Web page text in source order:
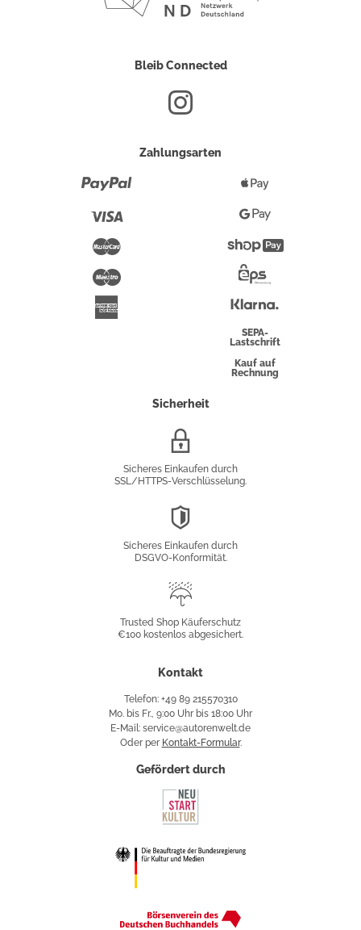
Bleib Connected
Zahlungsarten
Maestro
Pay
Google
Pay
Überweisung
SEPA-
Lastschrift
Kauf auf
Rechnung
Sicherheit
Sicheres Einkaufen durch
SSL/HTTPS-Verschlüsselung.
Sicheres Einkaufen durch
DSGVO-Konformität.
Käuferschutz
Trusted Shop Käuferschutz
€100 kostenlos abgesichert.
Kontakt
Telefon: +49 89 215570310
Mo. bis Fr., 9:00 Uhr bis 18:00 Uhr
E-Mail: service@autorenwelt.de
Oder per Kontakt-Formular.
Gefördert durch